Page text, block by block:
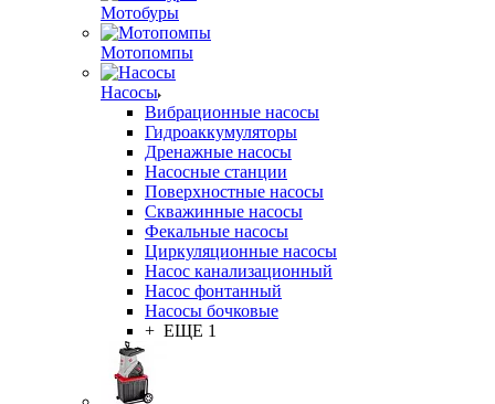
Мотобуры
Мотопомпы
Насосы
Вибрационные насосы
Гидроаккумуляторы
Дренажные насосы
Насосные станции
Поверхностные насосы
Скважинные насосы
Фекальные насосы
Циркуляционные насосы
Насос канализационный
Насос фонтанный
Насосы бочковые
+ ЕЩЕ 1